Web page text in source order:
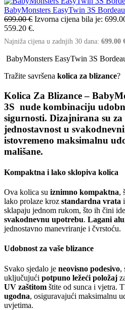
BabyMonsters EasyTwin 3S
699.00€ Izvorna cijena bila je:
559.20 €.
Najniža cijena u zadnjih 30 dana: 699.00
BabyMonsters EasyTwin 3S
Tražite savršena kolica za blizance?
Kolica Za Blizance –
3S nude kombinaciju
sigurnosti. Dizajnirana su
jednostavnost u
istovremeno maksimalnu
mališane.
Kompaktna i lako sklopiva kolica
Ova kolica su iznimno kompaktna,
lako prolaze kroz standardna vrata
sklapaju jednom rukom, što ih čini
svakodnevnu upotrebu. Lagani
jednostavno manevriranje i čvrstoću.
Udobnost za vaše blizance
Svako sjedalo je neovisno podesivo,
uključujući potpuno ležeći položaj
UV zaštitom štite od sunca i vjetra.
ugodna, osiguravajući maksimalnu
uvjetima.